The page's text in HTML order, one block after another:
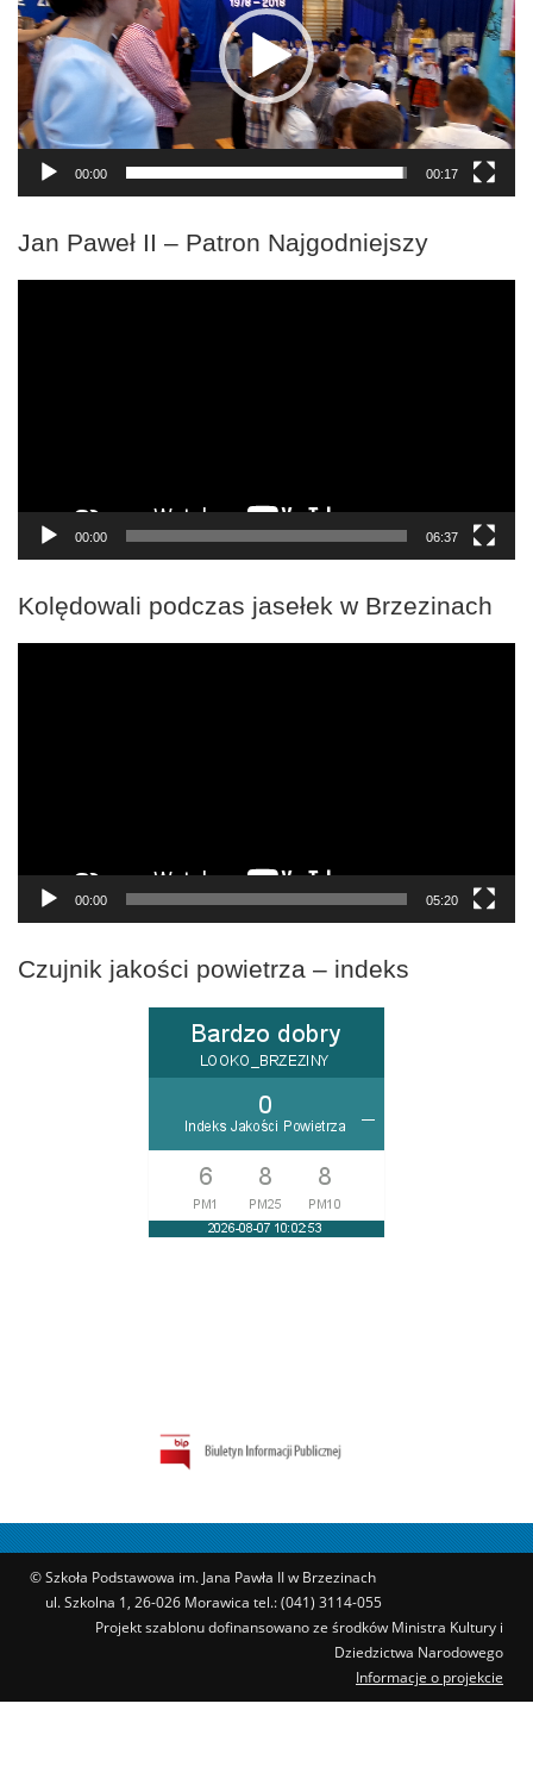
00:00 00:17
Jan Paweł II – Patron Najgodniejszy
00:00 06:37
Kolędowali podczas jasełek w Brzezinach
00:00 05:20
Czujnik jakości powietrza – indeks
© Szkoła Podstawowa im. Jana Pawła II w Brzezinach
ul. Szkolna 1, 26-026 Morawica tel.: (041) 3114-055
Projekt szablonu dofinansowano ze środków Ministra Kultury i
Dziedzictwa Narodowego
Informacje o projekcie